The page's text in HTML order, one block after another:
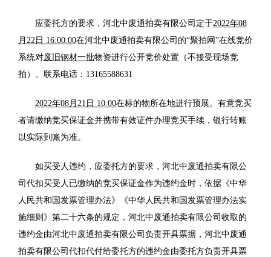
应委托方的要求 ， 河北中废通拍卖有限公司 定于2022年08
月22日 16:00:00在河北中废通拍卖有限公司 的“聚拍网”在线竞价
系统对废旧钢材一批物资进行公开竞价处置（不接受现场竞
拍）。联系电话： 13165588631
2022年08月21日 10:00在标的物所在地进行预展。有意竞买
者请缴纳竞买保证金并携带有效证件办理竞买手续，银行转账
以实际到账为准。
如买受人违约，应委托方的要求，河北中废通拍卖有限公
司代扣买受人已缴纳的竞买保证金作为违约金时，依据《中华
人民共和国发票管理办法》《中华人民共和国发票管理办法实
施细则》第二十六条的规定，河北中废通拍卖有限公司收取的
违约金由河北中废通拍卖有限公司负责开具票据，河北中废通
拍卖有限公司代扣代付给委托方的违约金由委托方负责开具票